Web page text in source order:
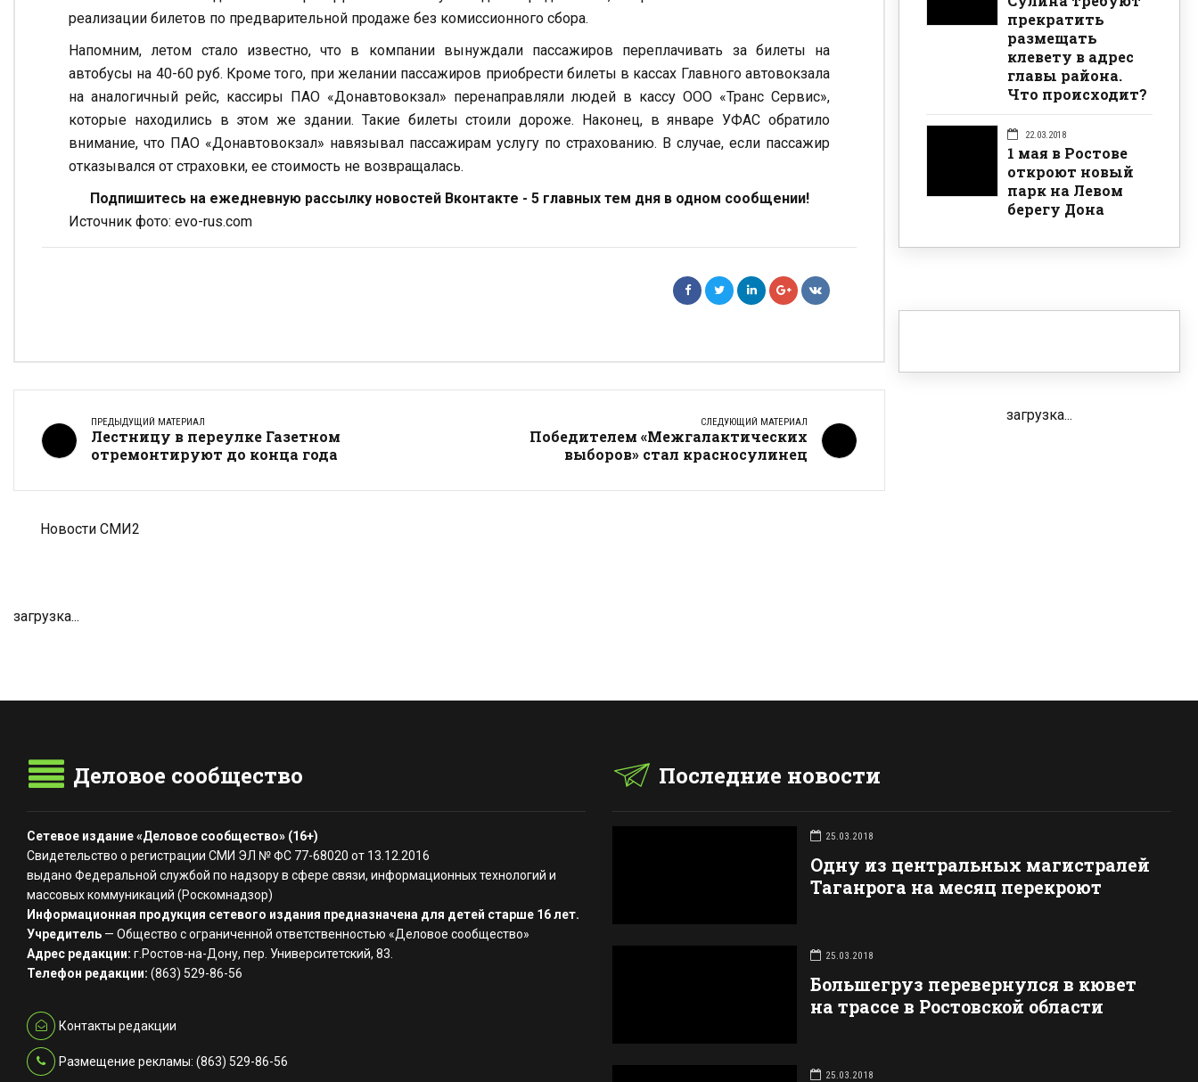
реализации билетов по предварительной продаже без комиссионного сбора.
Напомним, летом стало известно, что в компании вынуждали пассажиров переплачивать за билеты на
автобусы на 40-60 руб. Кроме того, при желании пассажиров приобрести билеты в кассах Главного автовокзала
на аналогичный рейс, кассиры ПАО «Донавтовокзал» перенаправляли людей в кассу ООО «Транс Сервис»,
которые находились в этом же здании. Такие билеты стоили дороже. Наконец, в январе УФАС обратило
внимание, что ПАО «Донавтовокзал» навязывал пассажирам услугу по страхованию. В случае, если пассажир
отказывался от страховки, ее стоимость не возвращалась.
Подпишитесь на ежедневную рассылку новостей Вконтакте - 5 главных тем дня в одном сообщении!
Источник фото: evo-rus.com
ПРЕДЫДУЩИЙ МАТЕРИАЛ
Лестницу в переулке Газетном
отремонтируют до конца года
СЛЕДУЮЩИЙ МАТЕРИАЛ
Победителем «Межгалактических
выборов» стал красносулинец
Новости СМИ2
загрузка...
прекратить
размещать
клевету в адрес
главы района.
Что происходит?
22.03.2018
1 мая в Ростове
откроют новый
парк на Левом
берегу Дона
загрузка...
Деловое сообщество
Сетевое издание «Деловое сообщество» (16+)
Свидетельство о регистрации СМИ ЭЛ № ФС 77-68020 от 13.12.2016
выдано Федеральной службой по надзору в сфере связи, информационных технологий и
массовых коммуникаций (Роскомнадзор)
Информационная продукция сетевого издания предназначена для детей старше 16 лет.
Учредитель — Общество с ограниченной ответственностью «Деловое сообщество»
Адрес редакции: г.Ростов-на-Дону, пер. Университетский, 83.
Телефон редакции: (863) 529-86-56
Контакты редакции
Размещение рекламы: (863) 529-86-56
Последние новости
25.03.2018
Одну из центральных магистралей
Таганрога на месяц перекроют
25.03.2018
Большегруз перевернулся в кювет
на трассе в Ростовской области
25.03.2018